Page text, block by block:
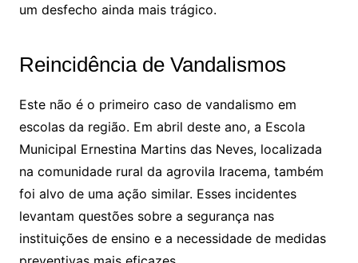
um desfecho ainda mais trágico.
Reincidência de Vandalismos
Este não é o primeiro caso de vandalismo em
escolas da região. Em abril deste ano, a Escola
Municipal Ernestina Martins das Neves, localizada
na comunidade rural da agrovila Iracema, também
foi alvo de uma ação similar. Esses incidentes
levantam questões sobre a segurança nas
instituições de ensino e a necessidade de medidas